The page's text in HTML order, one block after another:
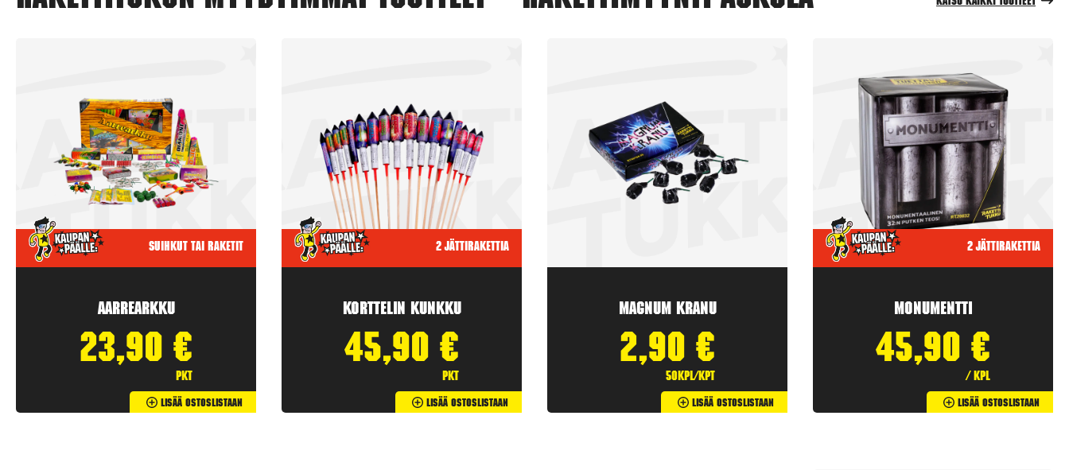
Suihkut tai raketit
Aarrearkku
23,90 €
pkt
Lisää Ostoslistaan
2 jättirakettia
Korttelin kunkku
45,90 €
pkt
Lisää Ostoslistaan
Magnum Kranu
2,90 €
50kpl/kpt
Lisää Ostoslistaan
2 jättirakettia
Monumentti
45,90 €
/ kpl
Lisää Ostoslistaan